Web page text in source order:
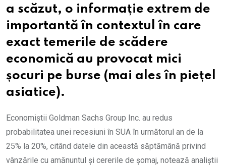
a scăzut, o informație extrem de
importantă în contextul în care
exact temerile de scădere
economică au provocat mici
șocuri pe burse (mai ales în piețel
asiatice).
Economiștii Goldman Sachs Group Inc. au redus
probabilitatea unei recesiuni în SUA în următorul an de la
25% la 20%, citând datele din această săptămână privind
vânzările cu amănuntul și cererile de șomaj, notează analiștii